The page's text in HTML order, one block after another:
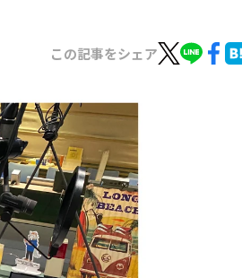
この記事をシェア